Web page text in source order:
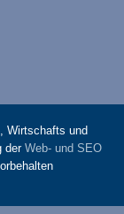
Wirtschafts und
derWeb- und SEO